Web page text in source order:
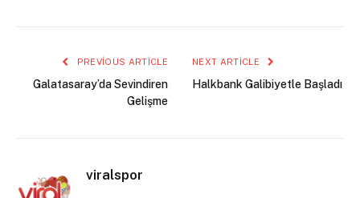
PREVIOUS ARTICLE
Galatasaray’da Sevindiren
Gelişme
NEXT ARTICLE
Halkbank Galibiyetle Başladı
viralspor